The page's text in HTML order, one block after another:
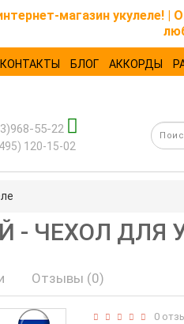
магазин укулеле! |
КОНТАКТЫ БЛОГ АККОРДЫ
55-22
120-15-02
- ЧЕХОЛ ДЛЯ
Отзывы (0)
0